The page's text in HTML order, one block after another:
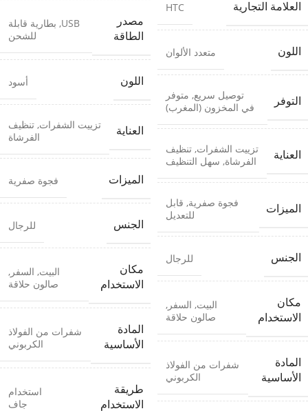
العلامة التجارية HTC
اللون متعدد الألوان
التوفر توصيل سريع, متوفر
في المخزون (المغرب)
العناية تزييت الشفرات, تنظيف
الفرشاة, سهل التنظيف
الميزات فجوة صفرية, قابل
للتعديل
الجنس للرجال
مكان
الاستخدام
البيت, السفر ,
صالون حلاقة
المادة
الأساسية
شفرات من الفولاذ
الكربوني
مصدر
الطاقة
USB
, بطارية قابلة
للشحن
اللون أسود
العناية تزييت الشفرات, تنظيف
الفرشاة
الميزات فجوة صفرية
الجنس للرجال
مكان
الاستخدام
البيت, السفر ,
صالون حلاقة
المادة
الأساسية
شفرات من الفولاذ
الكربوني
طريقة
الاستخدام
استخدام
جاف